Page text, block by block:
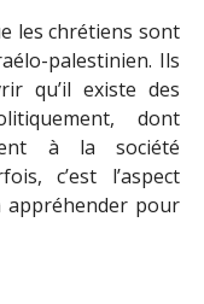
les chrétiens sont
palestinien. Ils
qu’il existe des
dont
à la société
c’est l’aspect
appréhender pour